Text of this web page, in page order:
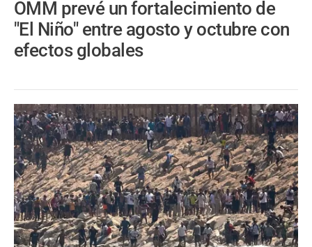
OMM prevé un fortalecimiento de
"El Niño" entre agosto y octubre con
efectos globales